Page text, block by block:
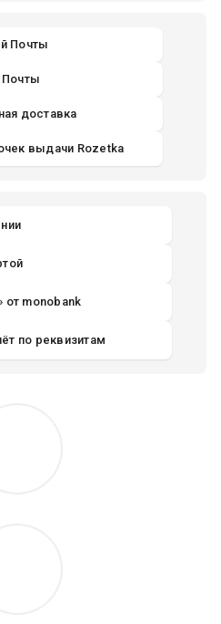
Почты
Почты
доставка
выдачи Rozetka
от monobank
по реквизитам